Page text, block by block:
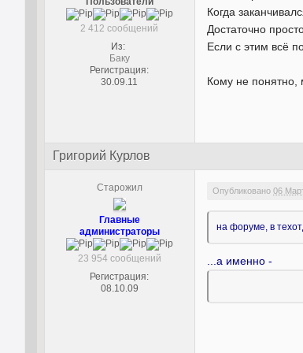
2 412 сообщений
Из:
Баку
Регистрация:
30.09.11
Когда
Достаточно
Если с этим всё
Кому не понятно,
Григорий Курлов
Старожил
Главные
администраторы
23 954 сообщений
Регистрация:
08.10.09
Опубликовано06
на форуме, в
...а именно -